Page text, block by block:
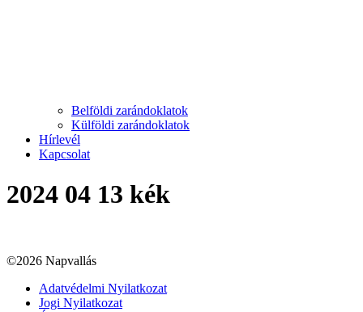
Belföldi zarándoklatok
Külföldi zarándoklatok
Hírlevél
Kapcsolat
2024 04 13 kék
©2026 Napvallás
Adatvédelmi Nyilatkozat
Jogi Nyilatkozat